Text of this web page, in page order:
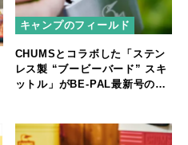
キャンプのフィールド
CHUMSとコラボした「ステン
レス製 “ブービーバード” スキ
ットル」がBE-PAL最新号の特